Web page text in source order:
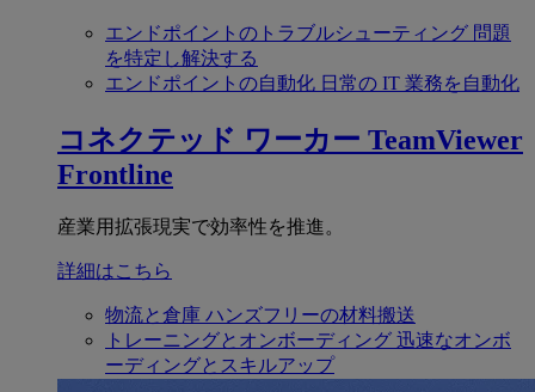
エンドポイントのトラブルシューティング 問題
を特定し解決する
エンドポイントの自動化 日常の IT 業務を自動化
コネクテッド ワーカー TeamViewer
Frontline
産業用拡張現実で効率性を推進。
詳細はこちら
物流と倉庫 ハンズフリーの材料搬送
トレーニングとオンボーディング 迅速なオンボ
ーディングとスキルアップ